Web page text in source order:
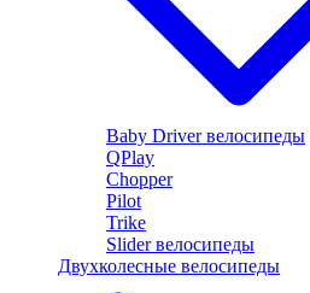
Baby Driver велосипеды
QPlay
Chopper
Pilot
Trike
Slider велосипеды
Двухколесные велосипеды